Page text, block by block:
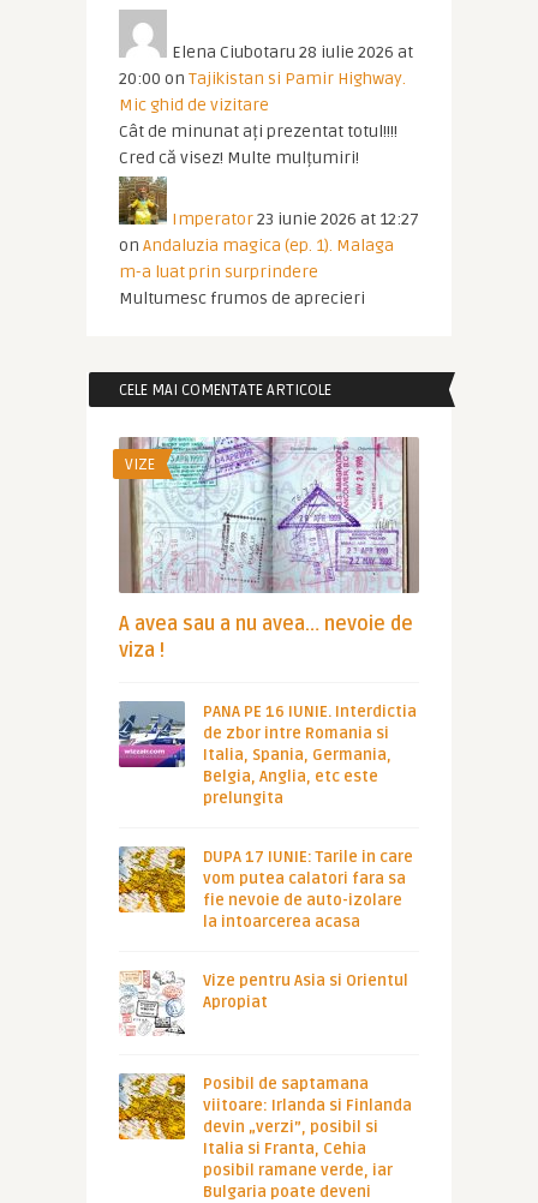
Elena Ciubotaru 28 iulie 2026 at
20:00 on Tajikistan si Pamir Highway.
Mic ghid de vizitare
Cât de minunat ați prezentat totul!!!!
Cred că visez! Multe mulțumiri!
Imperator23 iunie 2026 at 12:27
on Andaluzia magica (ep. 1). Malaga
m-a luat prin surprindere
Multumesc frumos de aprecieri
CELE MAI COMENTATE ARTICOLE
VIZE
A avea sau a nu avea… nevoie de
viza !
PANA PE 16 IUNIE. Interdictia
de zbor intre Romania si
Italia, Spania, Germania,
Belgia, Anglia, etc este
prelungita
DUPA 17 IUNIE: Tarile in care
vom putea calatori fara sa
fie nevoie de auto-izolare
la intoarcerea acasa
Vize pentru Asia si Orientul
Apropiat
Posibil de saptamana
viitoare: Irlanda si Finlanda
devin „verzi”, posibil si
Italia si Franta, Cehia
posibil ramane verde, iar
Bulgaria poate deveni